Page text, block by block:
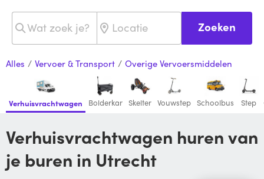
Zoeken
Alles / Vervoer & Transport / Overige Vervoersmiddelen
Verhuisvrachtwagen Bolderkar Skelter Vouwstep Schoolbus Step
Verhuisvrachtwagen huren van
je buren in Utrecht